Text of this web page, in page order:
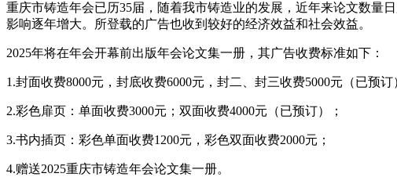
重庆市铸造年会已历35届，随着我市铸造业的发展，近年来论文数量
影响逐年增大。所登载的广告也收到较好的经济效益和社会效益。
2025年将在年会开幕前出版年会论文集一册，其广告收费标准如下：
1.封面收费8000元，封底收费6000元，封二、封三收费5000元（已预订
2.彩色扉页：单面收费3000元；双面收费4000元（已预订）；
3.书内插页：彩色单面收费1200元，彩色双面收费2000元；
4.赠送2025重庆市铸造年会论文集一册。